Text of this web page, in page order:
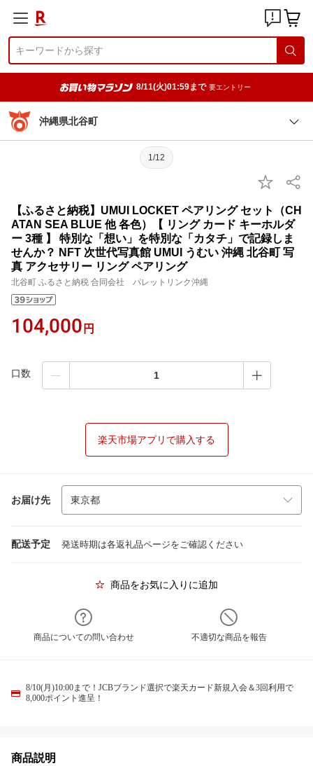
8/11(火)01:59まで 要エントリー
沖縄県北谷町
1/12
【ふるさと納税】UMUI LOCKET ペアリング セット（CH
ATAN SEA BLUE 他 各色）【 リング カード キーホルダ
ー 3種 】 特別な「想い」を特別な「カタチ」で記録しま
せんか？ NFT 次世代写真館 UMUI うむい 沖縄 北谷町 写
真 アクセサリー リング ペアリング
北谷町 ふるさと納税 合同会社 パレットリンク沖縄
104,000 円
口数
楽天市場アプリで購入する
お届け先
配送予定 発送時期は各返礼品ページをご確認ください
商品をお気に入りに追加
商品についての問い合わせ 不適切な商品を報告
8/10(月)10:00まで！JCBブランド選択で楽天カード新規入会＆3回利用で
8,000ポイント進呈！
商品説明